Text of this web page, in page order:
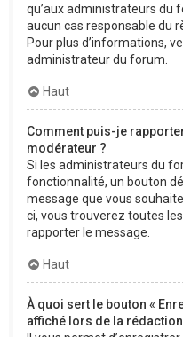
qu’aux administrateurs du
aucun cas responsable du
Pour plus d’informations,
administrateur du forum.
Haut
Comment puis-je
modérateur ?
Si les administrateurs du
fonctionnalité, un bouton
message que vous
ci, vous trouverez toutes
rapporter le message.
Haut
À quoi sert le bouton «
affiché lors de la rédaction